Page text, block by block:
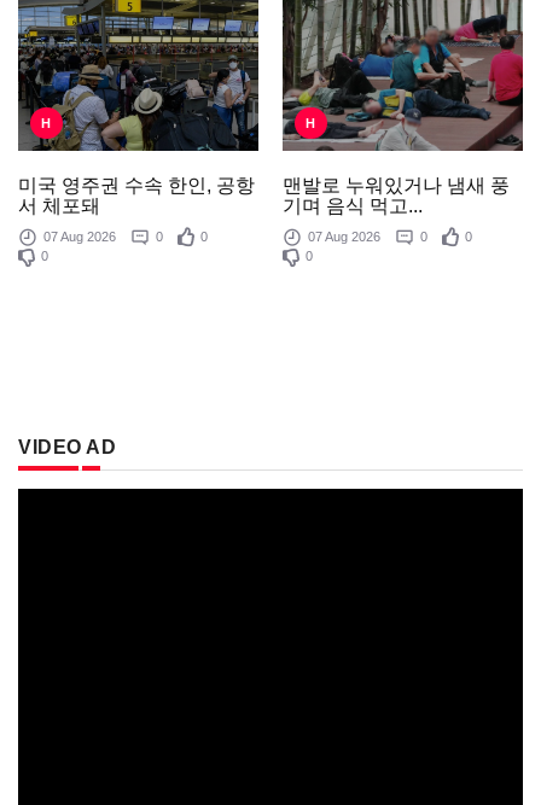
H
미국 영주권 수속 한인, 공항
서 체포돼
07 Aug 2026 0
0
0
H
맨발로 누워있거나 냄새 풍
기며 음식 먹고...
07 Aug 2026 0
0
0
VIDEO AD